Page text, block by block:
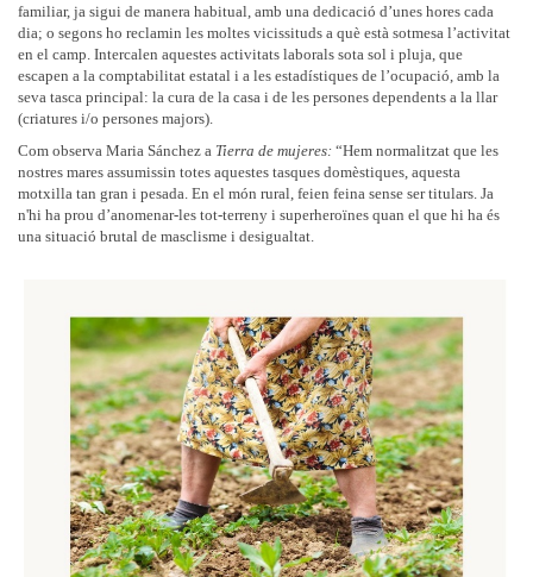
familiar, ja sigui de manera habitual, amb una dedicació d’unes hores cada
dia; o segons ho reclamin les moltes vicissituds a què està sotmesa l’activitat
en el camp. Intercalen aquestes activitats laborals sota sol i pluja, que
escapen a la comptabilitat estatal i a les estadístiques de l’ocupació, amb la
seva tasca principal: la cura de la casa i de les persones dependents a la llar
(criatures i/o persones majors).
Com observa Maria Sánchez a Tierra de mujeres: “Hem normalitzat que les
nostres mares assumissin totes aquestes tasques domèstiques, aquesta
motxilla tan gran i pesada. En el món rural, feien feina sense ser titulars. Ja
n'hi ha prou d’anomenar-les tot-terreny i superheroïnes quan el que hi ha és
una situació brutal de masclisme i desigualtat.